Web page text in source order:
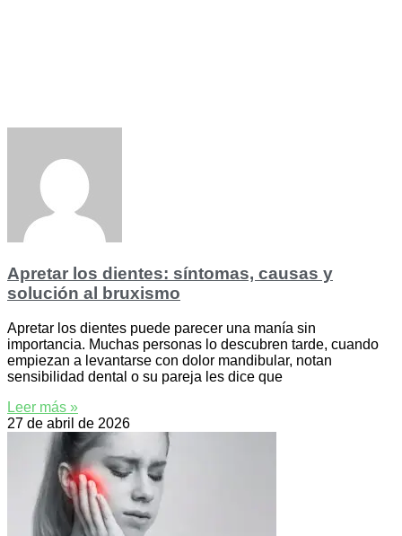
Apretar los dientes: síntomas, causas y
solución al bruxismo
Apretar los dientes puede parecer una manía sin
importancia. Muchas personas lo descubren tarde, cuando
empiezan a levantarse con dolor mandibular, notan
sensibilidad dental o su pareja les dice que
Leer más »
27 de abril de 2026